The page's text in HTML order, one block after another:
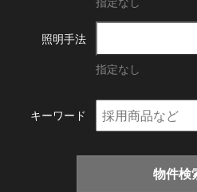
照明手法
指定なし
キーワード
物件検